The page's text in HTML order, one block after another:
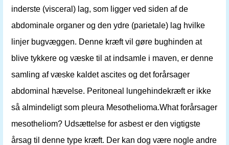
inderste (visceral) lag, som ligger ved siden af ​​de
abdominale organer og den ydre (parietale) lag hvilke
linjer bugvæggen. Denne kræft vil gøre bughinden at
blive tykkere og væske til at indsamle i maven, er denne
samling af væske kaldet ascites og det forårsager
abdominal hævelse. Peritoneal lungehindekræft er ikke
så almindeligt som pleura Mesothelioma.What forårsager
mesotheliom? Udsættelse for asbest er den vigtigste
årsag til denne type kræft. Der kan dog være nogle andre